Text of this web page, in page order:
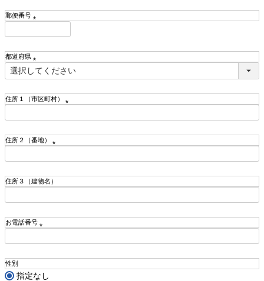
須
)
郵便番号
須
)
都道府県
(
)
住所１（市区町村）
須
)
住所２（番地）
須
)
住所３（建物名）
お電話番号
須
)
性別
指定なし